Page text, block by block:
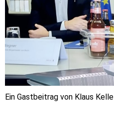
Ein Gastbeitrag von Klaus Kelle